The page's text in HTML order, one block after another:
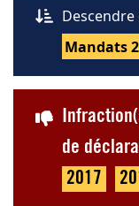
Mandats
de
2017